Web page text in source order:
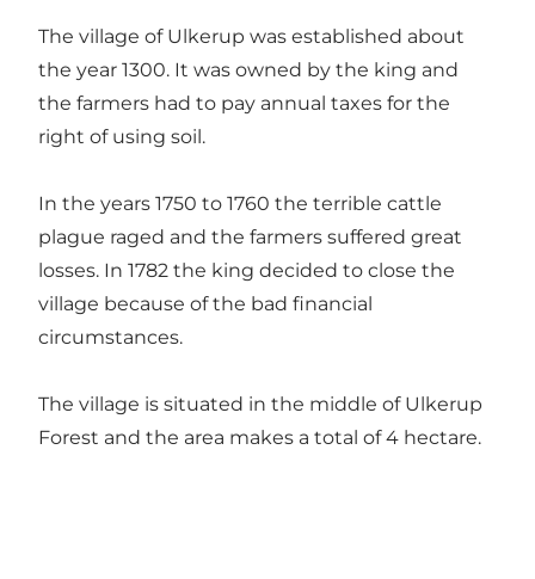
The village of Ulkerup was established about
the year 1300. It was owned by the king and
the farmers had to pay annual taxes for the
right of using soil.
In the years 1750 to 1760 the terrible cattle
plague raged and the farmers suffered great
losses. In 1782 the king decided to close the
village because of the bad financial
circumstances.
The village is situated in the middle of Ulkerup
Forest and the area makes a total of 4 hectare.